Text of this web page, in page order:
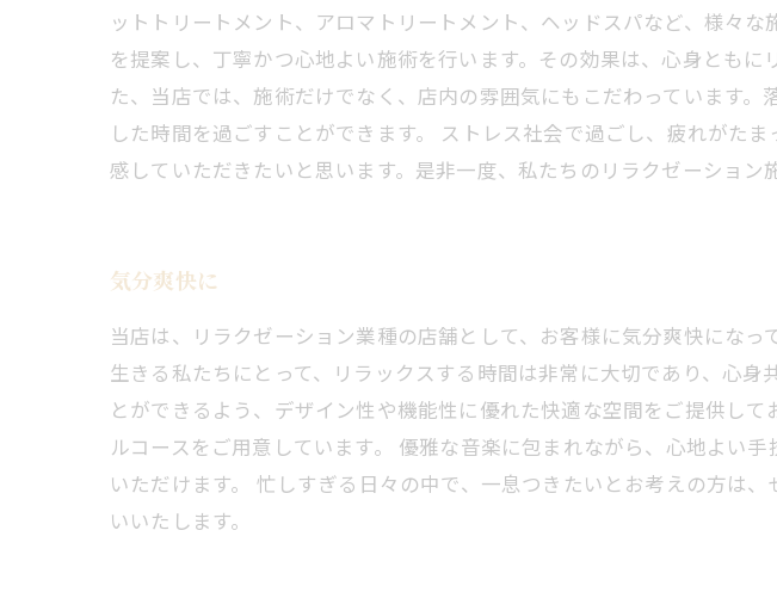
ットトリートメント、アロマトリートメント、ヘッドスパなど、様々
を提案し、丁寧かつ心地よい施術を行います。その効果は、心身とも
た、当店では、施術だけでなく、店内の雰囲気にもこだわっています
した時間を過ごすことができます。 ストレス社会で過ごし、疲れがた
感していただきたいと思います。是非一度、私たちのリラクゼーション
気分爽快に
当店は、リラクゼーション業種の店舗として、お客様に気分爽快にな
生きる私たちにとって、リラックスする時間は非常に大切であり、心
とができるよう、デザイン性や機能性に優れた快適な空間をご提供し
ルコースをご用意しています。 優雅な音楽に包まれながら、心地よい
いただけます。 忙しすぎる日々の中で、一息つきたいとお考えの方は
いいたします。